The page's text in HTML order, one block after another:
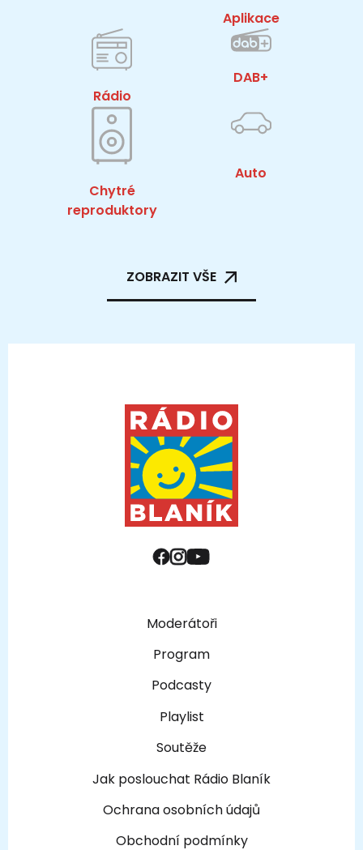
Aplikace
Rádio
DAB+
Chytré
reproduktory
Auto
ZOBRAZIT VŠE
Moderátoři
Program
Podcasty
Playlist
Soutěže
Jak poslouchat Rádio Blaník
Ochrana osobních údajů
Obchodní podmínky